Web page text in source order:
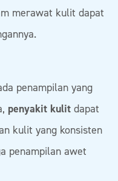
merawat kulit dapat
penampilan yang
penyakit kulit dapat
kulit yang konsisten
penampilan awet